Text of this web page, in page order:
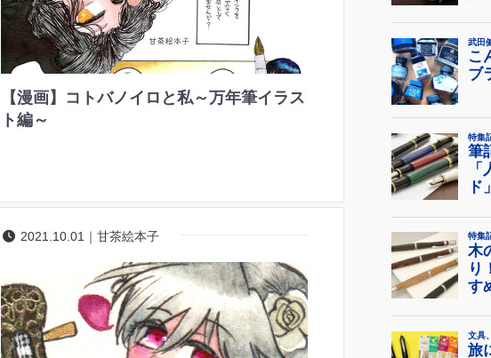
【漫画】コトバノイロと私～万年筆イラス
ト編～
2021.10.01｜甘茶絵本子